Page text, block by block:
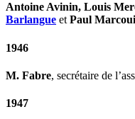
Antoine Avinin, Louis
Barlangue et Paul
1946
M. Fabre, secrétaire de
1947